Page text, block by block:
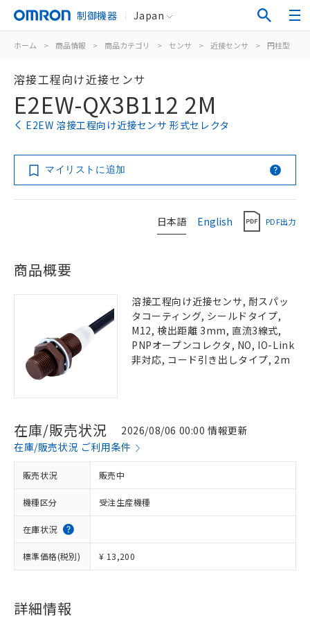
制御機器 Japan
ホーム > 商品情報 > 商品カテゴリ > センサ > 近接センサ > 円柱型
溶接工程向け近接センサ
E2EW-QX3B112 2M
E2EW 溶接工程向け近接センサ 形式セレクタ
マイリストに追加
日本語 English PDF出力
商品概要
溶接工程向け近接センサ, 耐スパッ
タコーティング, シールドタイプ,
M12, 検出距離 3mm, 直流3線式,
PNPオープンコレクタ, NO, IO-Link
非対応, コード引き出しタイプ, 2m
在庫/販売状況
2026/08/06 00:00 情報更新
在庫/販売状況 ご利用条件
販売状況 販売中
機種区分 受注生産機種
在庫状況
標準価格(税別) ¥ 13,200
詳細情報